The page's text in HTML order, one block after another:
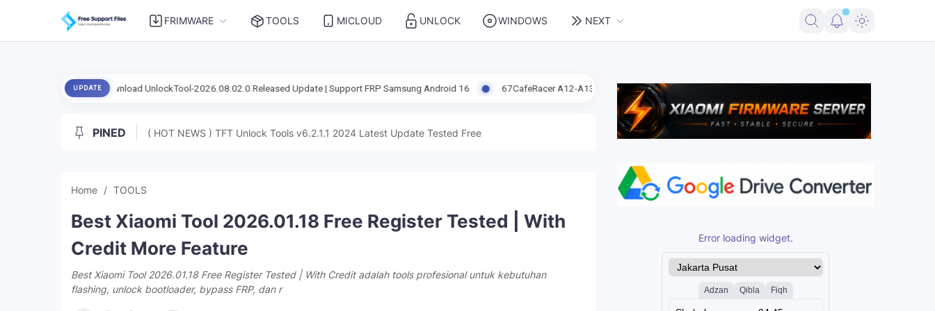
FRIMWARE TOOLS MICLOUD UNLOCK WINDOWS NEXT
UPDATE
Download UnlockTool-2026.08.02.0 Released Update | Support FRP Samsung Android 16 67CafeRacer A12-A13 Latest Update Fix Tested | Windows Tool Phoenix Service Tool V10.0.6 | Support Vivo Auth
PINED ( HOT NEWS ) TFT Unlock Tools v6.2.1.1 2024 Latest Update Tested Free
Home TOOLS
Best Xiaomi Tool 2026.01.18 Free Register Tested | With
Credit More Feature
Best Xiaomi Tool 2026.01.18 Free Register Tested | With Credit adalah tools profesional untuk kebutuhan
flashing, unlock bootloader, bypass FRP, dan r
Error loading widget.